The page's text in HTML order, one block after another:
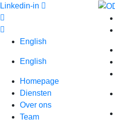
Spring
naar
inhoud
Linkedin-in
English
English
Homepage
Diensten
Over ons
Team